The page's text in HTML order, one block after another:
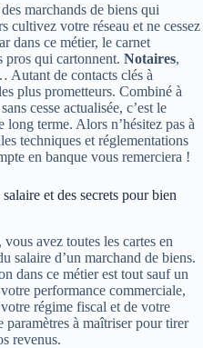
marchands de biens qui
cultivez votre réseau et ne cessez
dans ce métier, le carnet
pros qui cartonnent. Notaires,
Autant de contacts clés à
plus prometteurs. Combiné à
cesse actualisée, c’est le
terme. Alors n’hésitez pas à
techniques et réglementations
en banque vous remerciera !
et des secrets pour bien
avez toutes les cartes en
salaire d’un marchand de biens.
dans ce métier est tout sauf un
performance commerciale,
régime fiscal et de votre
paramètres à maîtriser pour tirer
revenus.